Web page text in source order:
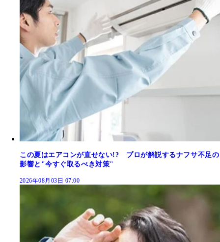
この夏はエアコンが直せない!? プロが解説するナフサ不足の
影響と"今すぐ取るべき対策"
2026年08月03日 07:00